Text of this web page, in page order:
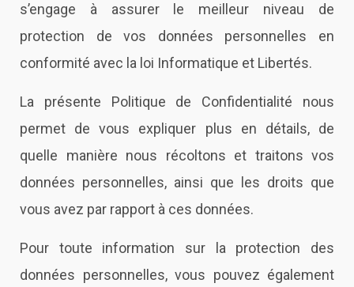
s’engage à assurer le meilleur niveau de
protection de vos données personnelles en
conformité avec la loi Informatique et Libertés.
La présente Politique de Confidentialité nous
permet de vous expliquer plus en détails, de
quelle manière nous récoltons et traitons vos
données personnelles, ainsi que les droits que
vous avez par rapport à ces données.
Pour toute information sur la protection des
données personnelles, vous pouvez également